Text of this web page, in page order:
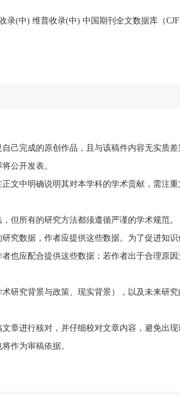
录(中) 维普收录(中) 中国期刊全文数据库（
己完成的原创作品，且与该稿件内容无实质
公开发表。
文中明确说明其对本学科的学术贡献，需注
但所有的研究方法都须遵循严谨的学术规范。
究数据，作者应提供这些数据。为了促进知
也应配合提供这些数据；若作者出于合理原
研究背景与政策、现实背景），以及未来研
章进行核对，并仔细校对文章内容，避免出现
作为审稿依据。